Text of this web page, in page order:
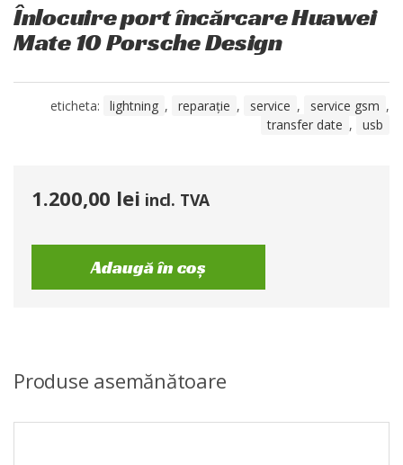
Înlocuire port încărcare Huawei
Mate 10 Porsche Design
eticheta: lightning , reparație , service , service gsm ,
transfer date , usb
1.200,00 lei incl. TVA
Adaugă în coș
Produse asemănătoare